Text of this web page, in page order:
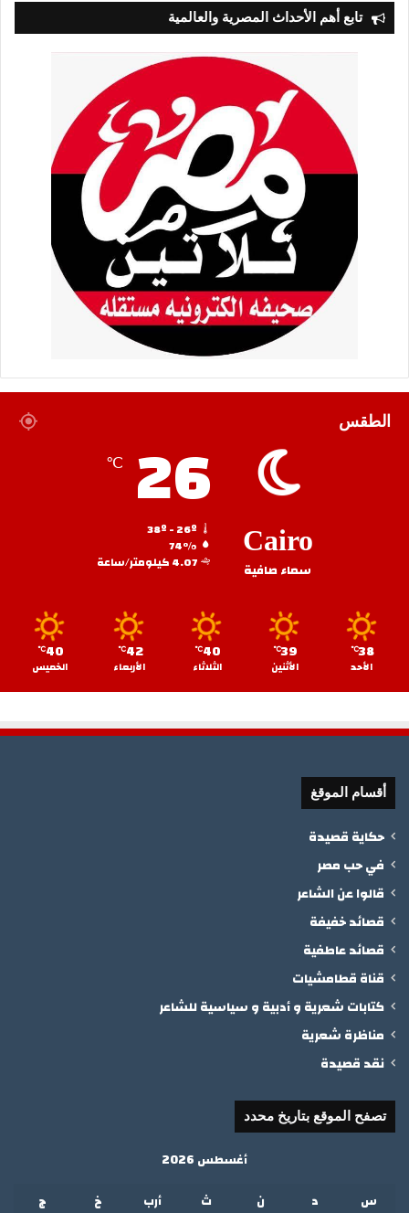
تابع أهم الأحداث المصرية والعالمية
الطقس
Cairo
سماء صافية
26
℃
74%
4.07 كيلومتر/ساعة
38
℃
الأحد
39
℃
الأثنين
40
℃
الثلاثاء
42
℃
الأربعاء
40
℃
الخميس
أقسام الموقغ
حكاية قصيدة
في حب مصر
قالوا عن الشاعر
قصائد خفيفة
قصائد عاطفية
قناة قطامشيات
كتابات شعرية و أدبية و سياسية للشاعر
مناظرة شعرية
نقد قصيدة
تصفح الموقع بتاريخ محدد
أغسطس 2026
س
د ن ث أرب خ
ج